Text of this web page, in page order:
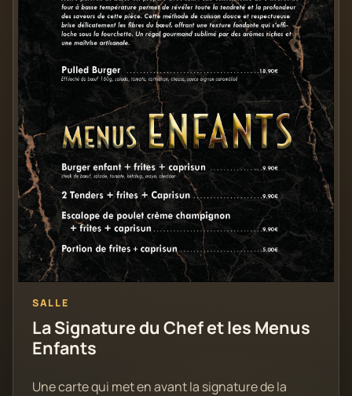
SALLE
La Signature du Chef et les Menus
Enfants
Une carte qui met en avant la signature de la